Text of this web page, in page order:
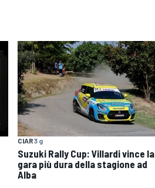
CIAR3 g
Suzuki Rally Cup: Villardi vince la
gara più dura della stagione ad
Alba